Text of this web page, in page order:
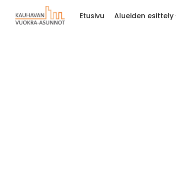
Etusivu Alueiden esittely